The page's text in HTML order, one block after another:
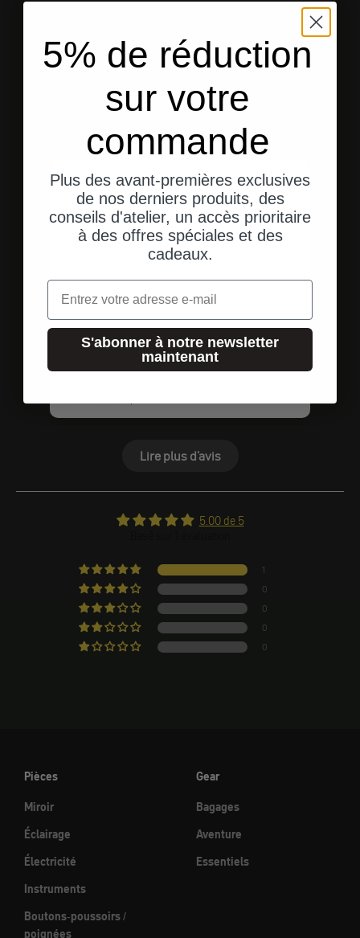
Aller à l'élément 1
Aller à l'élément 2
Aller à l'élément 3
Témoignages de clients
A Anonyme
Tout va bien !
Tout va bien !
Lire plus d'avis
5.00 de 5
1
0
0
0
0
Pièces
Miroir
Éclairage
Électricité
Instruments
Boutons-poussoirs /
poignées
Gear
Bagages
Aventure
Essentiels
5% de réduction
sur votre
commande
Plus des avant-premières exclusives
de nos derniers produits, des
conseils d'atelier, un accès prioritaire
à des offres spéciales et des
cadeaux.
Email
S'abonner à notre newsletter
maintenant